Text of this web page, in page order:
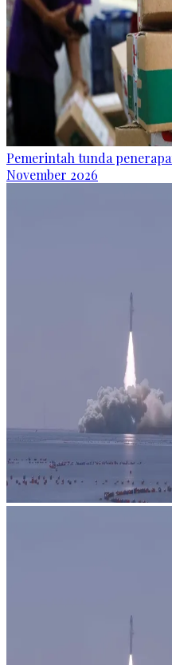
Pemerintah tunda
November 2026